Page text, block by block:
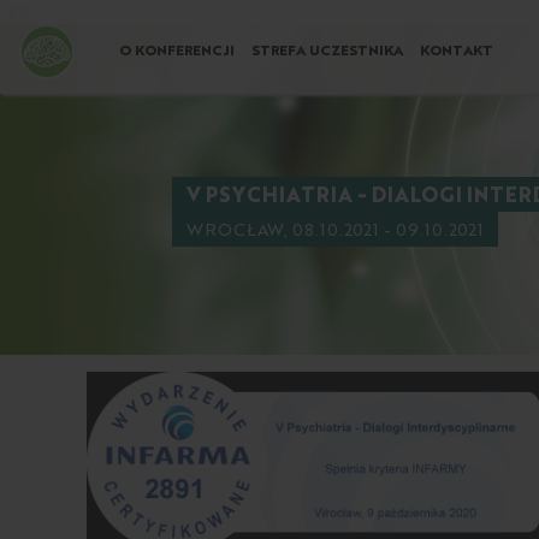
O KONFERENCJI
STREFA UCZESTNIKA KONTAKT
V PSYCHIATRIA - DIALOGI
WROCŁAW, 08.10.2021 - 09.10.2021